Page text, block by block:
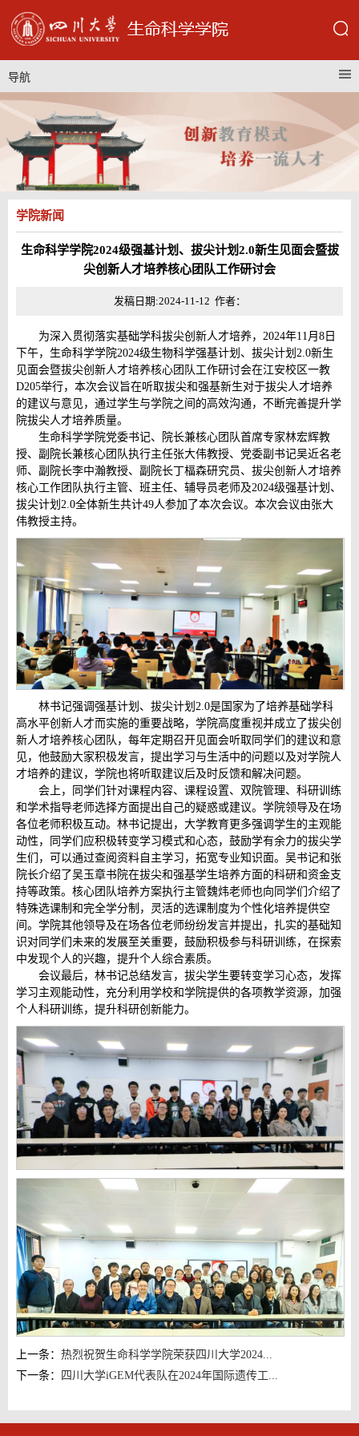
导航
学院新闻
生命科学学院2024级强基计划、拔尖计划2.0新生见面会暨拔
尖创新人才培养核心团队工作研讨会
发稿日期:2024-11-12 作者：
为深入贯彻落实基础学科拔尖创新人才培养，2024年11月8日
下午，生命科学学院2024级生物科学强基计划、拔尖计划2.0新生
见面会暨拔尖创新人才培养核心团队工作研讨会在江安校区一教
D205举行，本次会议旨在听取拔尖和强基新生对于拔尖人才培养
的建议与意见，通过学生与学院之间的高效沟通，不断完善提升学
院拔尖人才培养质量。
生命科学学院党委书记、院长兼核心团队首席专家林宏辉教
授、副院长兼核心团队执行主任张大伟教授、党委副书记吴近名老
师、副院长李中瀚教授、副院长丁楅森研究员、拔尖创新人才培养
核心工作团队执行主管、班主任、辅导员老师及2024级强基计划、
拔尖计划2.0全体新生共计49人参加了本次会议。本次会议由张大
伟教授主持。
林书记强调强基计划、拔尖计划2.0是国家为了培养基础学科
高水平创新人才而实施的重要战略，学院高度重视并成立了拔尖创
新人才培养核心团队，每年定期召开见面会听取同学们的建议和意
见，他鼓励大家积极发言，提出学习与生活中的问题以及对学院人
才培养的建议，学院也将听取建议后及时反馈和解决问题。
会上，同学们针对课程内容、课程设置、双院管理、科研训练
和学术指导老师选择方面提出自己的疑惑或建议。学院领导及在场
各位老师积极互动。林书记提出，大学教育更多强调学生的主观能
动性，同学们应积极转变学习模式和心态，鼓励学有余力的拔尖学
生们，可以通过查阅资料自主学习，拓宽专业知识面。吴书记和张
院长介绍了吴玉章书院在拔尖和强基学生培养方面的科研和资金支
持等政策。核心团队培养方案执行主管魏炜老师也向同学们介绍了
特殊选课制和完全学分制，灵活的选课制度为个性化培养提供空
间。学院其他领导及在场各位老师纷纷发言并提出，扎实的基础知
识对同学们未来的发展至关重要，鼓励积极参与科研训练，在探索
中发现个人的兴趣，提升个人综合素质。
会议最后，林书记总结发言，拔尖学生要转变学习心态，发挥
学习主观能动性，充分利用学校和学院提供的各项教学资源，加强
个人科研训练，提升科研创新能力。
上一条： 热烈祝贺生命科学学院荣获四川大学2024...
下一条：
四川大学iGEM代表队在2024年国际遗传工...